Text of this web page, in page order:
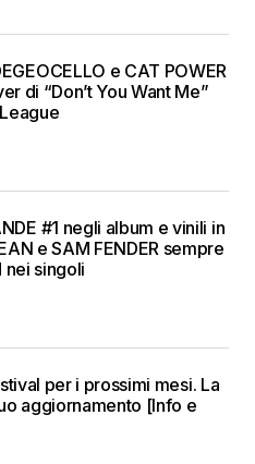
e CAT POWER
di “Don’t You Want Me”
#1 negli album e vinili in
e SAM FENDER sempre
nei singoli
per i prossimi mesi. La
aggiornamento [Info e